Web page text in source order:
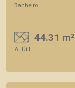
Banheiro
44.31 m²
A. Útil